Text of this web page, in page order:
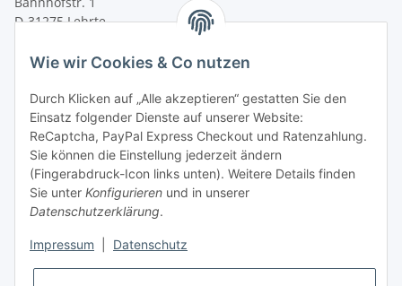
D-31275 Lehrte
Montag - Freitag
von 09:00 - 13:00 Uhr
telefonisch erreichbar
Tel: +49 (0) 5132 8230689
Fax: +49 (0) 5132 8230693
E-Mail:mail@signalweste.net
Wie wir Cookies & Co nutzen
Durch Klicken auf „Alle akzeptieren“ gestatten Sie den
Einsatz folgender Dienste auf unserer Website:
ReCaptcha, PayPal Express Checkout und Ratenzahlung.
Sie können die Einstellung jederzeit ändern
(Fingerabdruck-Icon links unten). Weitere Details finden
Sie unter Konfigurieren und in unserer
Datenschutzerklärung.
Impressum Datenschutz